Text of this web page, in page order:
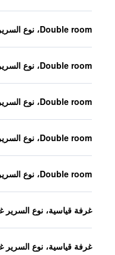
Double room، نوع السرير غير معروف
Double room، نوع السرير غير معروف
Double room، نوع السرير غير معروف
Double room، نوع السرير غير معروف
Double room، نوع السرير غير معروف
غرفة قياسية، نوع
غرفة قياسية، نوع